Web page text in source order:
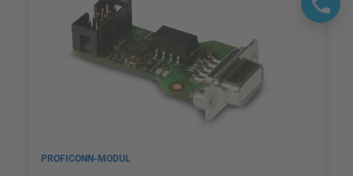
PROFICONN-MODUL